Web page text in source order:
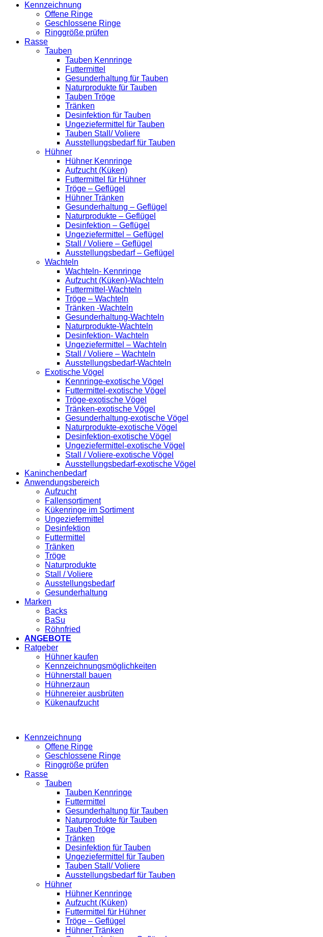
Kennzeichnung
Offene Ringe
Geschlossene Ringe
Ringgröße prüfen
Rasse
Tauben
Tauben Kennringe
Futtermittel
Gesunderhaltung für Tauben
Naturprodukte für Tauben
Tauben Tröge
Tränken
Desinfektion für Tauben
Ungeziefermittel für Tauben
Tauben Stall/ Voliere
Ausstellungsbedarf für Tauben
Hühner
Hühner Kennringe
Aufzucht (Küken)
Futtermittel für Hühner
Tröge – Geflügel
Hühner Tränken
Gesunderhaltung – Geflügel
Naturprodukte – Geflügel
Desinfektion – Geflügel
Ungeziefermittel – Geflügel
Stall / Voliere – Geflügel
Ausstellungsbedarf – Geflügel
Wachteln
Wachteln- Kennringe
Aufzucht (Küken)-Wachteln
Futtermittel-Wachteln
Tröge – Wachteln
Tränken -Wachteln
Gesunderhaltung-Wachteln
Naturprodukte-Wachteln
Desinfektion- Wachteln
Ungeziefermittel – Wachteln
Stall / Voliere – Wachteln
Ausstellungsbedarf-Wachteln
Exotische Vögel
Kennringe-exotische Vögel
Futtermittel-exotische Vögel
Tröge-exotische Vögel
Tränken-exotische Vögel
Gesunderhaltung-exotische Vögel
Naturprodukte-exotische Vögel
Desinfektion-exotische Vögel
Ungeziefermittel-exotische Vögel
Stall / Voliere-exotische Vögel
Ausstellungsbedarf-exotische Vögel
Kaninchenbedarf
Anwendungsbereich
Aufzucht
Fallensortiment
Kükenringe im Sortiment
Ungeziefermittel
Desinfektion
Futtermittel
Tränken
Tröge
Naturprodukte
Stall / Voliere
Ausstellungsbedarf
Gesunderhaltung
Marken
Backs
BaSu
Röhnfried
ANGEBOTE
Ratgeber
Hühner kaufen
Kennzeichnungsmöglichkeiten
Hühnerstall bauen
Hühnerzaun
Hühnereier ausbrüten
Kükenaufzucht
Kennzeichnung
Offene Ringe
Geschlossene Ringe
Ringgröße prüfen
Rasse
Tauben
Tauben Kennringe
Futtermittel
Gesunderhaltung für Tauben
Naturprodukte für Tauben
Tauben Tröge
Tränken
Desinfektion für Tauben
Ungeziefermittel für Tauben
Tauben Stall/ Voliere
Ausstellungsbedarf für Tauben
Hühner
Hühner Kennringe
Aufzucht (Küken)
Futtermittel für Hühner
Tröge – Geflügel
Hühner Tränken